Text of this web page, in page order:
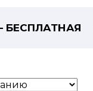
БЕСПЛАТНАЯ